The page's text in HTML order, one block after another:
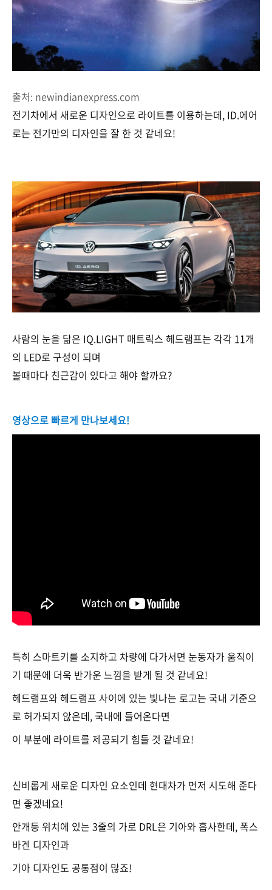
출처: newindianexpress.com
전기차에서 새로운 디자인으로 라이트를 이용하는데, ID.에어
로는 전기만의 디자인을 잘 한 것 같네요!
사람의 눈을 닮은 IQ.LIGHT 매트릭스 헤드램프는 각각 11개
의 LED로 구성이 되며
볼때마다 친근감이 있다고 해야 할까요?
영상으로 빠르게 만나보세요!
특히 스마트키를 소지하고 차량에 다가서면 눈동자가 움직이
기 때문에 더욱 반가운 느낌을 받게 될 것 같네요!
헤드램프와 헤드램프 사이에 있는 빛나는 로고는 국내 기준으
로 허가되지 않은데, 국내에 들어온다면
이 부분에 라이트를 제공되기 힘들 것 같네요!
신비롭게 새로운 디자인 요소인데 현대차가 먼저 시도해 준다
면 좋겠네요!
안개등 위치에 있는 3줄의 가로 DRL은 기아와 흡사한데, 폭스
바겐 디자인과
기아 디자인도 공통점이 많죠!